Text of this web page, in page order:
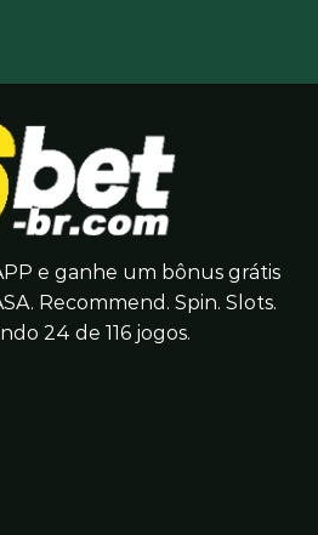
e ganhe um bônus grátis
Recommend. Spin. Slots.
24 de 116 jogos.